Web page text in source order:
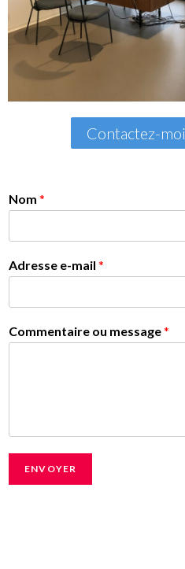
Contactez-moi
Nom *
Adresse e-mail *
Commentaire ou message*
ENVOYER